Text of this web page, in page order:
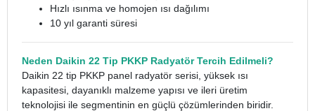
Hızlı ısınma ve homojen ısı dağılımı
10 yıl garanti süresi
Neden Daikin 22 Tip PKKP Radyatör Tercih Edilmeli?
Daikin 22 tip PKKP panel radyatör serisi, yüksek ısı
kapasitesi, dayanıklı malzeme yapısı ve ileri üretim
teknolojisi ile segmentinin en güçlü çözümlerinden biridir.